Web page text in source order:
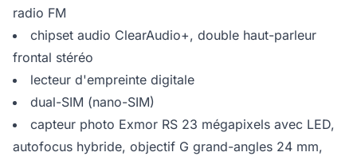
radio FM
chipset audio ClearAudio+, double haut-parleur
frontal stéréo
lecteur d'empreinte digitale
dual-SIM (nano-SIM)
capteur photo Exmor RS 23 mégapixels avec LED,
autofocus hybride, objectif G grand-angles 24 mm,